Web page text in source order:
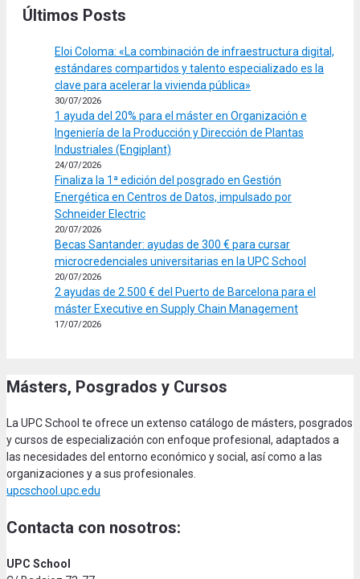
Últimos Posts
Eloi Coloma: «La combinación de infraestructura digital,
estándares compartidos y talento especializado es la
clave para acelerar la vivienda pública»
30/07/2026
1 ayuda del 20% para el máster en Organización e
Ingeniería de la Producción y Dirección de Plantas
Industriales (Engiplant)
24/07/2026
Finaliza la 1ª edición del posgrado en Gestión
Energética en Centros de Datos, impulsado por
Schneider Electric
20/07/2026
Becas Santander: ayudas de 300 € para cursar
microcredenciales universitarias en la UPC School
20/07/2026
2 ayudas de 2.500 € del Puerto de Barcelona para el
máster Executive en Supply Chain Management
17/07/2026
Másters, Posgrados y Cursos
La UPC School te ofrece un extenso catálogo de másters, posgrados
y cursos de especialización con enfoque profesional, adaptados a
las necesidades del entorno económico y social, así como a las
organizaciones y a sus profesionales.
upcschool.upc.edu
Contacta con nosotros:
UPC School